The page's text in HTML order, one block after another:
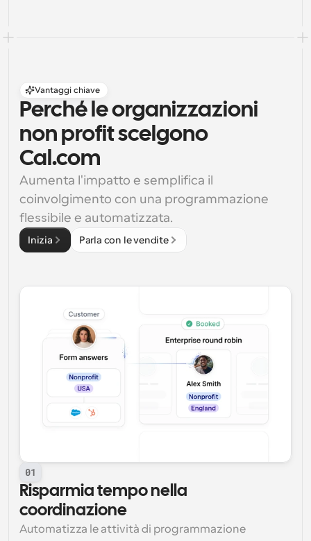
Vantaggi chiave
Perché le organizzazioni
non profit scelgono
Cal.com
Aumenta l'impatto e semplifica il
coinvolgimento con una programmazione
flessibile e automatizzata.
Inizia Parla con le vendite
01
Risparmia tempo nella
coordinazione
Automatizza le attività di programmazione